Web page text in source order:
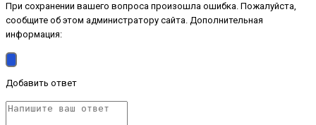
При сохранении вашего вопроса произошла ошибка. Пожалуйста,
сообщите об этом администратору сайта. Дополнительная
информация:
Добавить ответ